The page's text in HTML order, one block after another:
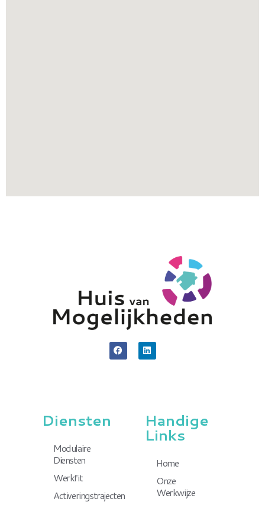
Diensten
Modulaire
Diensten
Werkfit
Activeringstrajecten
Handige
Links
Home
Onze
Werkwijze